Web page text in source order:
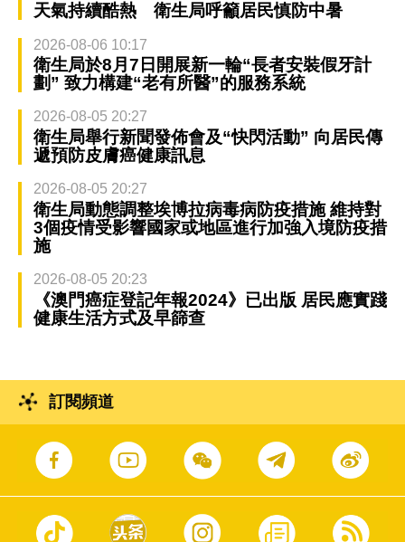
天氣持續酷熱 衛生局呼籲居民慎防中暑
2026-08-06 10:17
衛生局於8月7日開展新一輪“長者安裝假牙計
劃” 致力構建“老有所醫”的服務系統
2026-08-05 20:27
衛生局舉行新聞發佈會及“快閃活動” 向居民傳
遞預防皮膚癌健康訊息
2026-08-05 20:27
衛生局動態調整埃博拉病毒病防疫措施 維持對
3個疫情受影響國家或地區進行加強入境防疫措
施
2026-08-05 20:23
《澳門癌症登記年報2024》已出版 居民應實踐
健康生活方式及早篩查
訂閱頻道